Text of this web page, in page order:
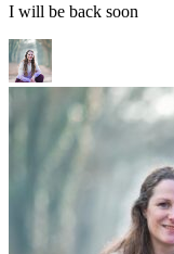
I will be back soon